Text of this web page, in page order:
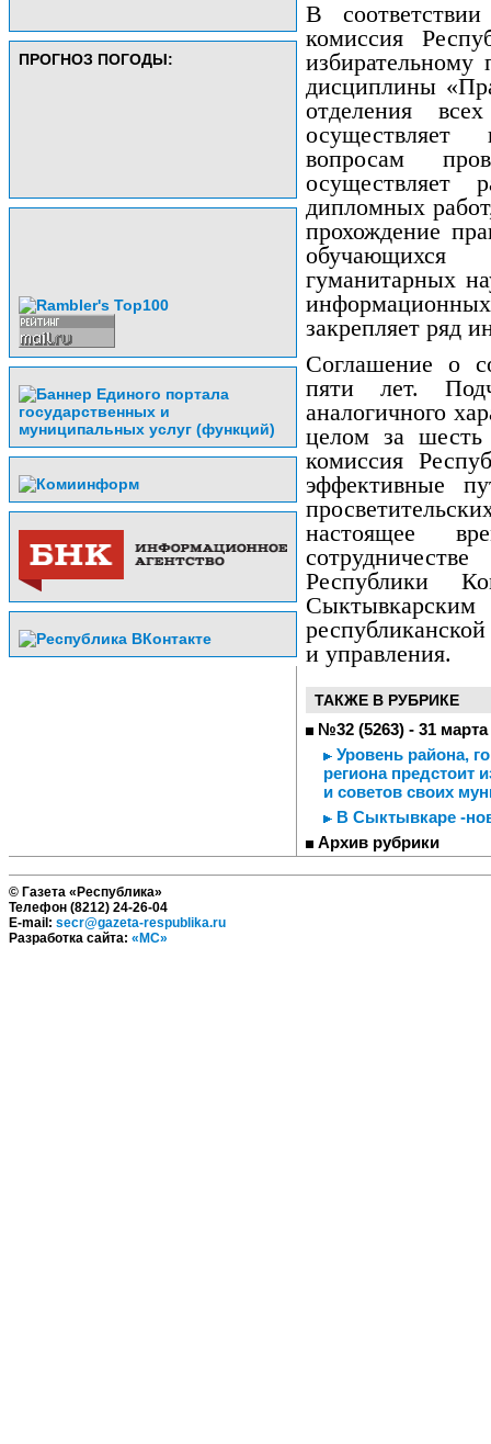
ПРОГНОЗ ПОГОДЫ:
В соответствии
комиссия
дисциплины
отделения
осуществляет
вопросам
осуществляет
дипломных
прохождение
гуманитарных
закрепляет ряд
Соглашение о
пяти лет.
аналогичного
целом за шесть
комиссия
эффективные
настоящее
Республики
и управления.
ТАКЖЕ В РУБРИКЕ
№32 (5263) - 31 марта
Уровень района,
региона предстоит
и советов своих
В Сыктывкаре -
Архив рубрики
© Газета «Республика»
Телефон (8212) 24-26-04
E-mail: secr@gazeta-respublika.ru
Разработка сайта: «МС»